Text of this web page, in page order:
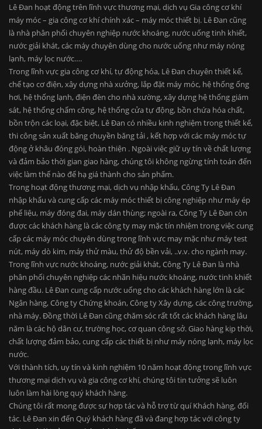
Lê Đan hoạt động trên lĩnh vực thương mại, dịch vụ Gia công cơ khí
máy móc – gia công cơ khí chính xác – máy móc thiết bị. Lê Đan cũng
là nhà phân phối chuyên nghiệp nước khoáng, nước uống tinh khiết,
nước giải khát, các máy chuyên dùng cho nước uống như máy nóng
lạnh, máy lọc nước….
Trong lĩnh vực gia công cơ khí, tự động hóa, Lê Đan chuyên thiết kế,
chế tạo cơ điện, xây dựng nhà xưởng, lắp đặt máy móc, hệ thống ống
hơi, hệ thống lạnh, điện đèn cho nhà xường, xây dựng hệ thống giám
sát, hệ thống chấm công, hệ thống cửa tự động, bồn chứa hóa chất,
bồn trộn các loại, đặc biệt, Lê Đan có nhiều kinh nghiệm trong thiết kế,
thi công sản xuất băng chuyền băng tải , kết hợp với các máy móc tự
động ở khâu đóng gói, hoàn thiện . Ngoài việc giữ uy tín về chất lượng
và đảm bảo thời gian giao hàng, chúng tôi không ngừng tính toán đến
việc làm thế nào để hạ giá thành cho sản phẩm.
Trong hoạt động thương mại, dịch vụ nhập khẩu, Công Ty Lê Đan
nhập khẩu và cung cấp các máy móc thiết bị công nghiệp như máy ép
phế liệu, máy đóng đai, máy dán thùng; ngoài ra, Công Ty Lê Đan còn
được các khách hàng là các công ty may mặc tín nhiệm trong việc cung
cấp các máy móc chuyên dùng trong lĩnh vực may mặc như máy test
nút, máy dò kim, máy thử màu, thử độ bền vải, ..v.v. cho ngành may.
Trong lĩnh vực nước khoáng, nước giải khát, Công Ty Lê Đan là nhà
phân phối chuyên nghiệp các nhãn hiệu nước khoáng, nước tinh khiết
hàng đầu. Lê Đan cung cấp nước uống cho các khách hàng lớn là các
Ngân hàng, Công ty Chứng khoán, Công ty Xây dựng, các công trường,
nhà máy. Đồng thời Lê Đan cũng chăm sóc rất tốt các khách hàng lâu
năm là các hộ dân cư, trường học, cơ quan công sở. Giao hàng kịp thời,
chất lượng đảm bảo, cung cấp các thiết bị như máy nóng lạnh, máy lọc
nước.
Với thành tích, uy tín và kinh nghiệm 10 năm hoạt động trong lĩnh vực
thương mại dịch vụ và gia công cơ khí, chúng tôi tin tưởng sẽ luôn
luôn làm hài lòng quý khách hàng.
Chúng tôi rất mong được sự hợp tác và hỗ trợ từ quí Khách hàng, đối
tác. Lê Đan xin đến Quý khách hàng đã và đang hợp tác với công ty